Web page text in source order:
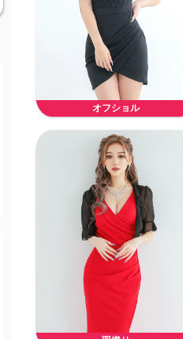
オフショル